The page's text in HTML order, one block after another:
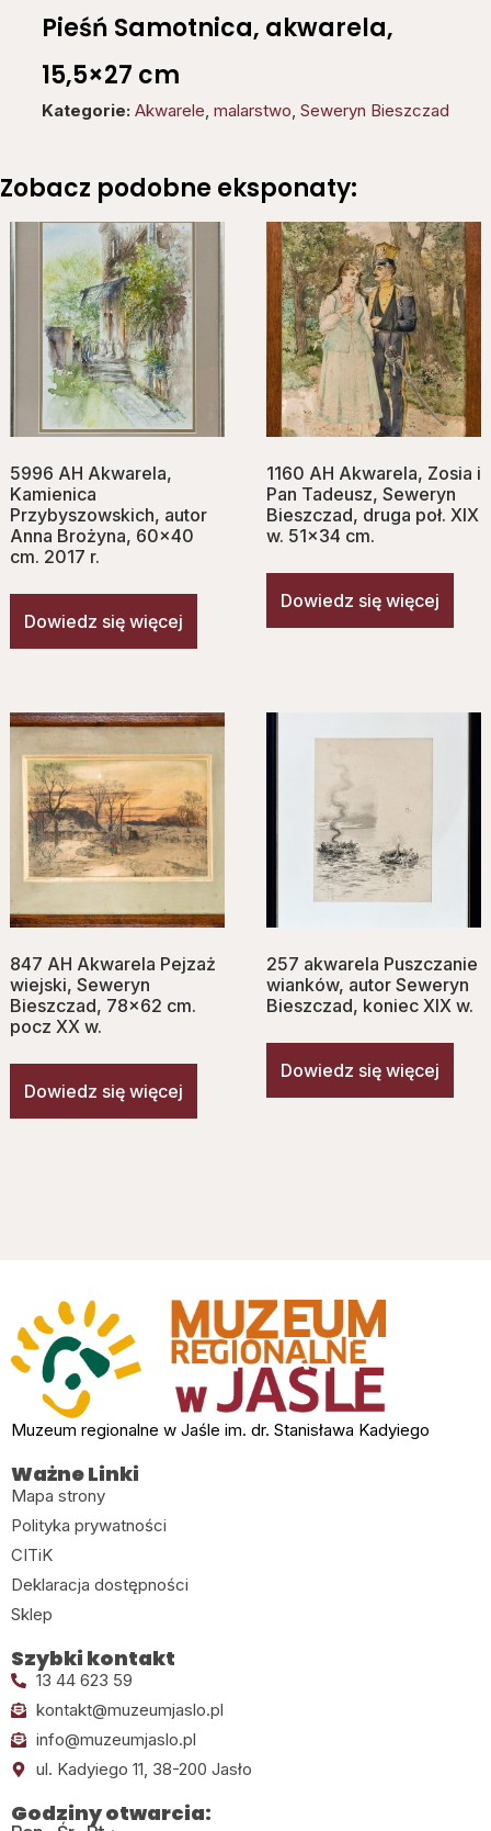
Pieśń Samotnica, akwarela,
15,5×27 cm
Kategorie: Akwarele, malarstwo, Seweryn Bieszczad
Zobacz podobne eksponaty:
5996 AH Akwarela,
Kamienica
Przybyszowskich, autor
Anna Brożyna, 60×40
cm. 2017 r.
Dowiedz się więcej
1160 AH Akwarela, Zosia i
Pan Tadeusz, Seweryn
Bieszczad, druga poł. XIX
w. 51×34 cm.
Dowiedz się więcej
847 AH Akwarela Pejzaż
wiejski, Seweryn
Bieszczad, 78×62 cm.
pocz XX w.
Dowiedz się więcej
257 akwarela Puszczanie
wianków, autor Seweryn
Bieszczad, koniec XIX w.
Dowiedz się więcej
Muzeum regionalne w Jaśle im. dr. Stanisława Kadyiego
Ważne Linki
Mapa strony
Polityka prywatności
CITiK
Deklaracja dostępności
Sklep
Szybki kontakt
13 44 623 59
kontakt@muzeumjaslo.pl
info@muzeumjaslo.pl
ul. Kadyiego 11, 38-200 Jasło
Godziny otwarcia: